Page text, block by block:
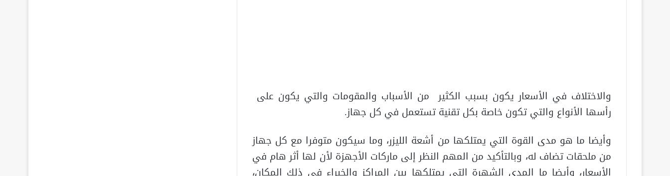
والاختلاف في الأسعار يكون بسبب الكثير من الأسباب والمقومات والتي يكون على
رأسها الأنواع والتي تكون خاصة بكل تقنية تستعمل في كل جهاز.
وأيضا ما هو مدى القوة التي يمتلكها من أشعة الليزر، وما سيكون متوفرا مع كل جهاز
من ملحقات تضاف له، وبالتأكيد من المهم النظر إلى ماركات الأجهزة لأن لها أثر هام في
الأسعار، وأيضا ما المدى الشهرة التي يمتلكها بين المراكز والخبراء في ذلك المكان،